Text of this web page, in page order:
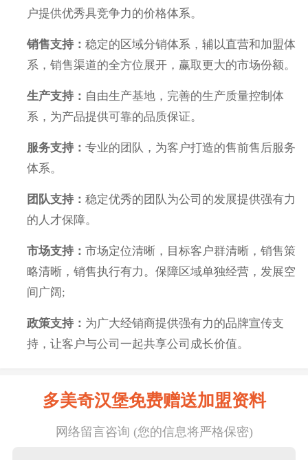
户提供优秀具竞争力的价格体系。
销售支持：稳定的区域分销体系，辅以直营和加盟体
系，销售渠道的全方位展开，赢取更大的市场份额。
生产支持： 自由生产基地，完善的生产质量控制体
系，为产品提供可靠的品质保证。
服务支持：专业的团队，为客户打造的售前售后服务
体系。
团队支持：稳定优秀的团队为公司的发展提供强有力
的人才保障。
市场支持：市场定位清晰，目标客户群清晰，销售策
略清晰，销售执行有力。保障区域单独经营，发展空
间广阔;
政策支持： 为广大经销商提供强有力的品牌宣传支
持，让客户与公司一起共享公司成长价值。
多美奇汉堡免费赠送加盟资料
网络留言咨询 (您的信息将严格保密)